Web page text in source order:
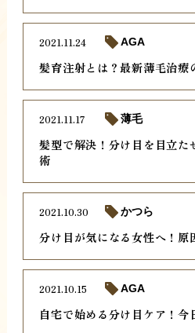
髪育注射とは？最新薄毛治療
2021.11.24 AGA
髪型で解決！分け目を目立た
術
2021.11.17 薄毛
分け目が気になる女性へ！原
2021.10.30 かつら
自宅で始める分け目ケア！今
2021.10.15 AGA